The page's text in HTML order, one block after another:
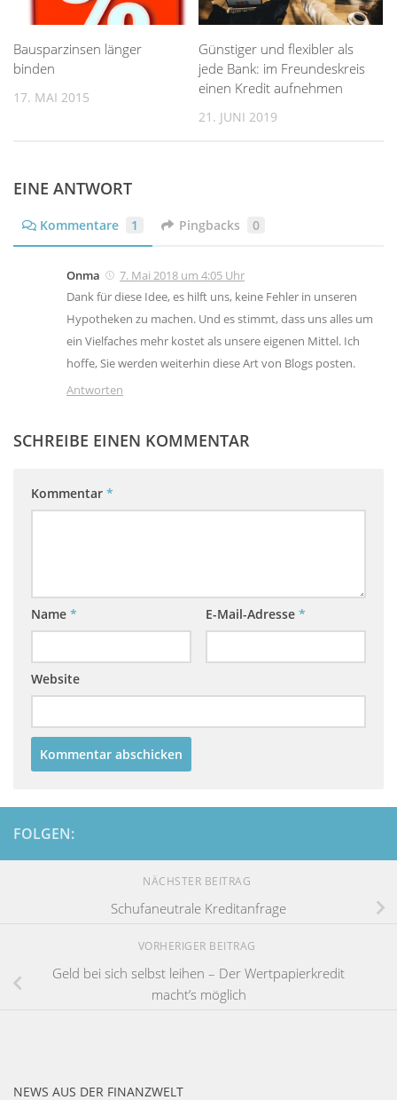
Bausparzinsen länger
binden
17. MAI 2015
Günstiger und flexibler als
jede Bank: im Freundeskreis
einen Kredit aufnehmen
21. JUNI 2019
EINE ANTWORT
Kommentare 1 Pingbacks 0
Onma
7. Mai 2018 um 4:05 Uhr
Dank für diese Idee, es hilft uns, keine Fehler in unseren
Hypotheken zu machen. Und es stimmt, dass uns alles um
ein Vielfaches mehr kostet als unsere eigenen Mittel. Ich
hoffe, Sie werden weiterhin diese Art von Blogs posten.
Antworten
SCHREIBE EINEN KOMMENTAR
Kommentar *
Name * E-Mail-Adresse *
Website
FOLGEN:
NÄCHSTER BEITRAG
Schufaneutrale Kreditanfrage
VORHERIGER BEITRAG
Geld bei sich selbst leihen – Der Wertpapierkredit
macht’s möglich
NEWS AUS DER FINANZWELT